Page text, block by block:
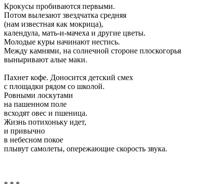
Крокусы пробиваются первыми.
Потом вылезают звездчатка средняя
(нам известная как мокрица),
календула, мать-и-мачеха и другие цветы.
Молодые куры начинают нестись.
Между камнями, на солнечной стороне плоскогорья
выныривают алые маки.
Пахнет кофе. Доносится детский смех
с площадки рядом со школой.
Ровными лоскутами
на пашенном поле
всходят овес и пшеница.
Жизнь потихоньку идет,
и привычно
в небесном покое
плывут самолеты, опережающие скорость звука.